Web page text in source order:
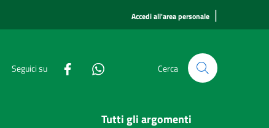
Accedi all'area personale |
Seguici su Cerca
Tutti gli argomenti